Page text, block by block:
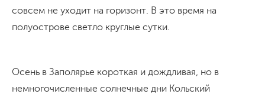
совсем не уходит на горизонт. В это время на
полуострове светло круглые сутки.
Осень в Заполярье короткая и дождливая, но в
немногочисленные солнечные дни Кольский